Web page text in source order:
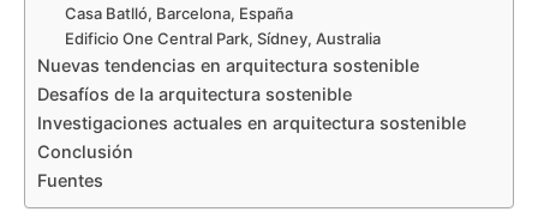
Casa Batlló, Barcelona, España
Edificio One Central Park, Sídney, Australia
Nuevas tendencias en arquitectura sostenible
Desafíos de la arquitectura sostenible
Investigaciones actuales en arquitectura sostenible
Conclusión
Fuentes